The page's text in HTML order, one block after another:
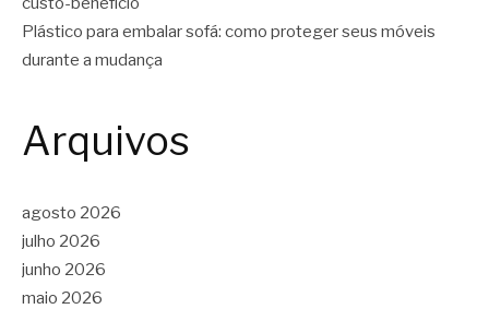
Plástico para embalar sofá: como proteger seus móveis
durante a mudança
Arquivos
agosto 2026
julho 2026
junho 2026
maio 2026